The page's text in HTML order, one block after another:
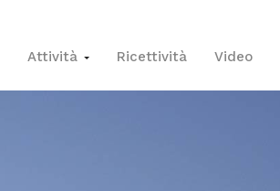
Attività Ricettività Video